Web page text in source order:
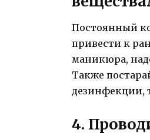
Постоянный
привести к
маникюра,
Также
дезинфекции,
4.